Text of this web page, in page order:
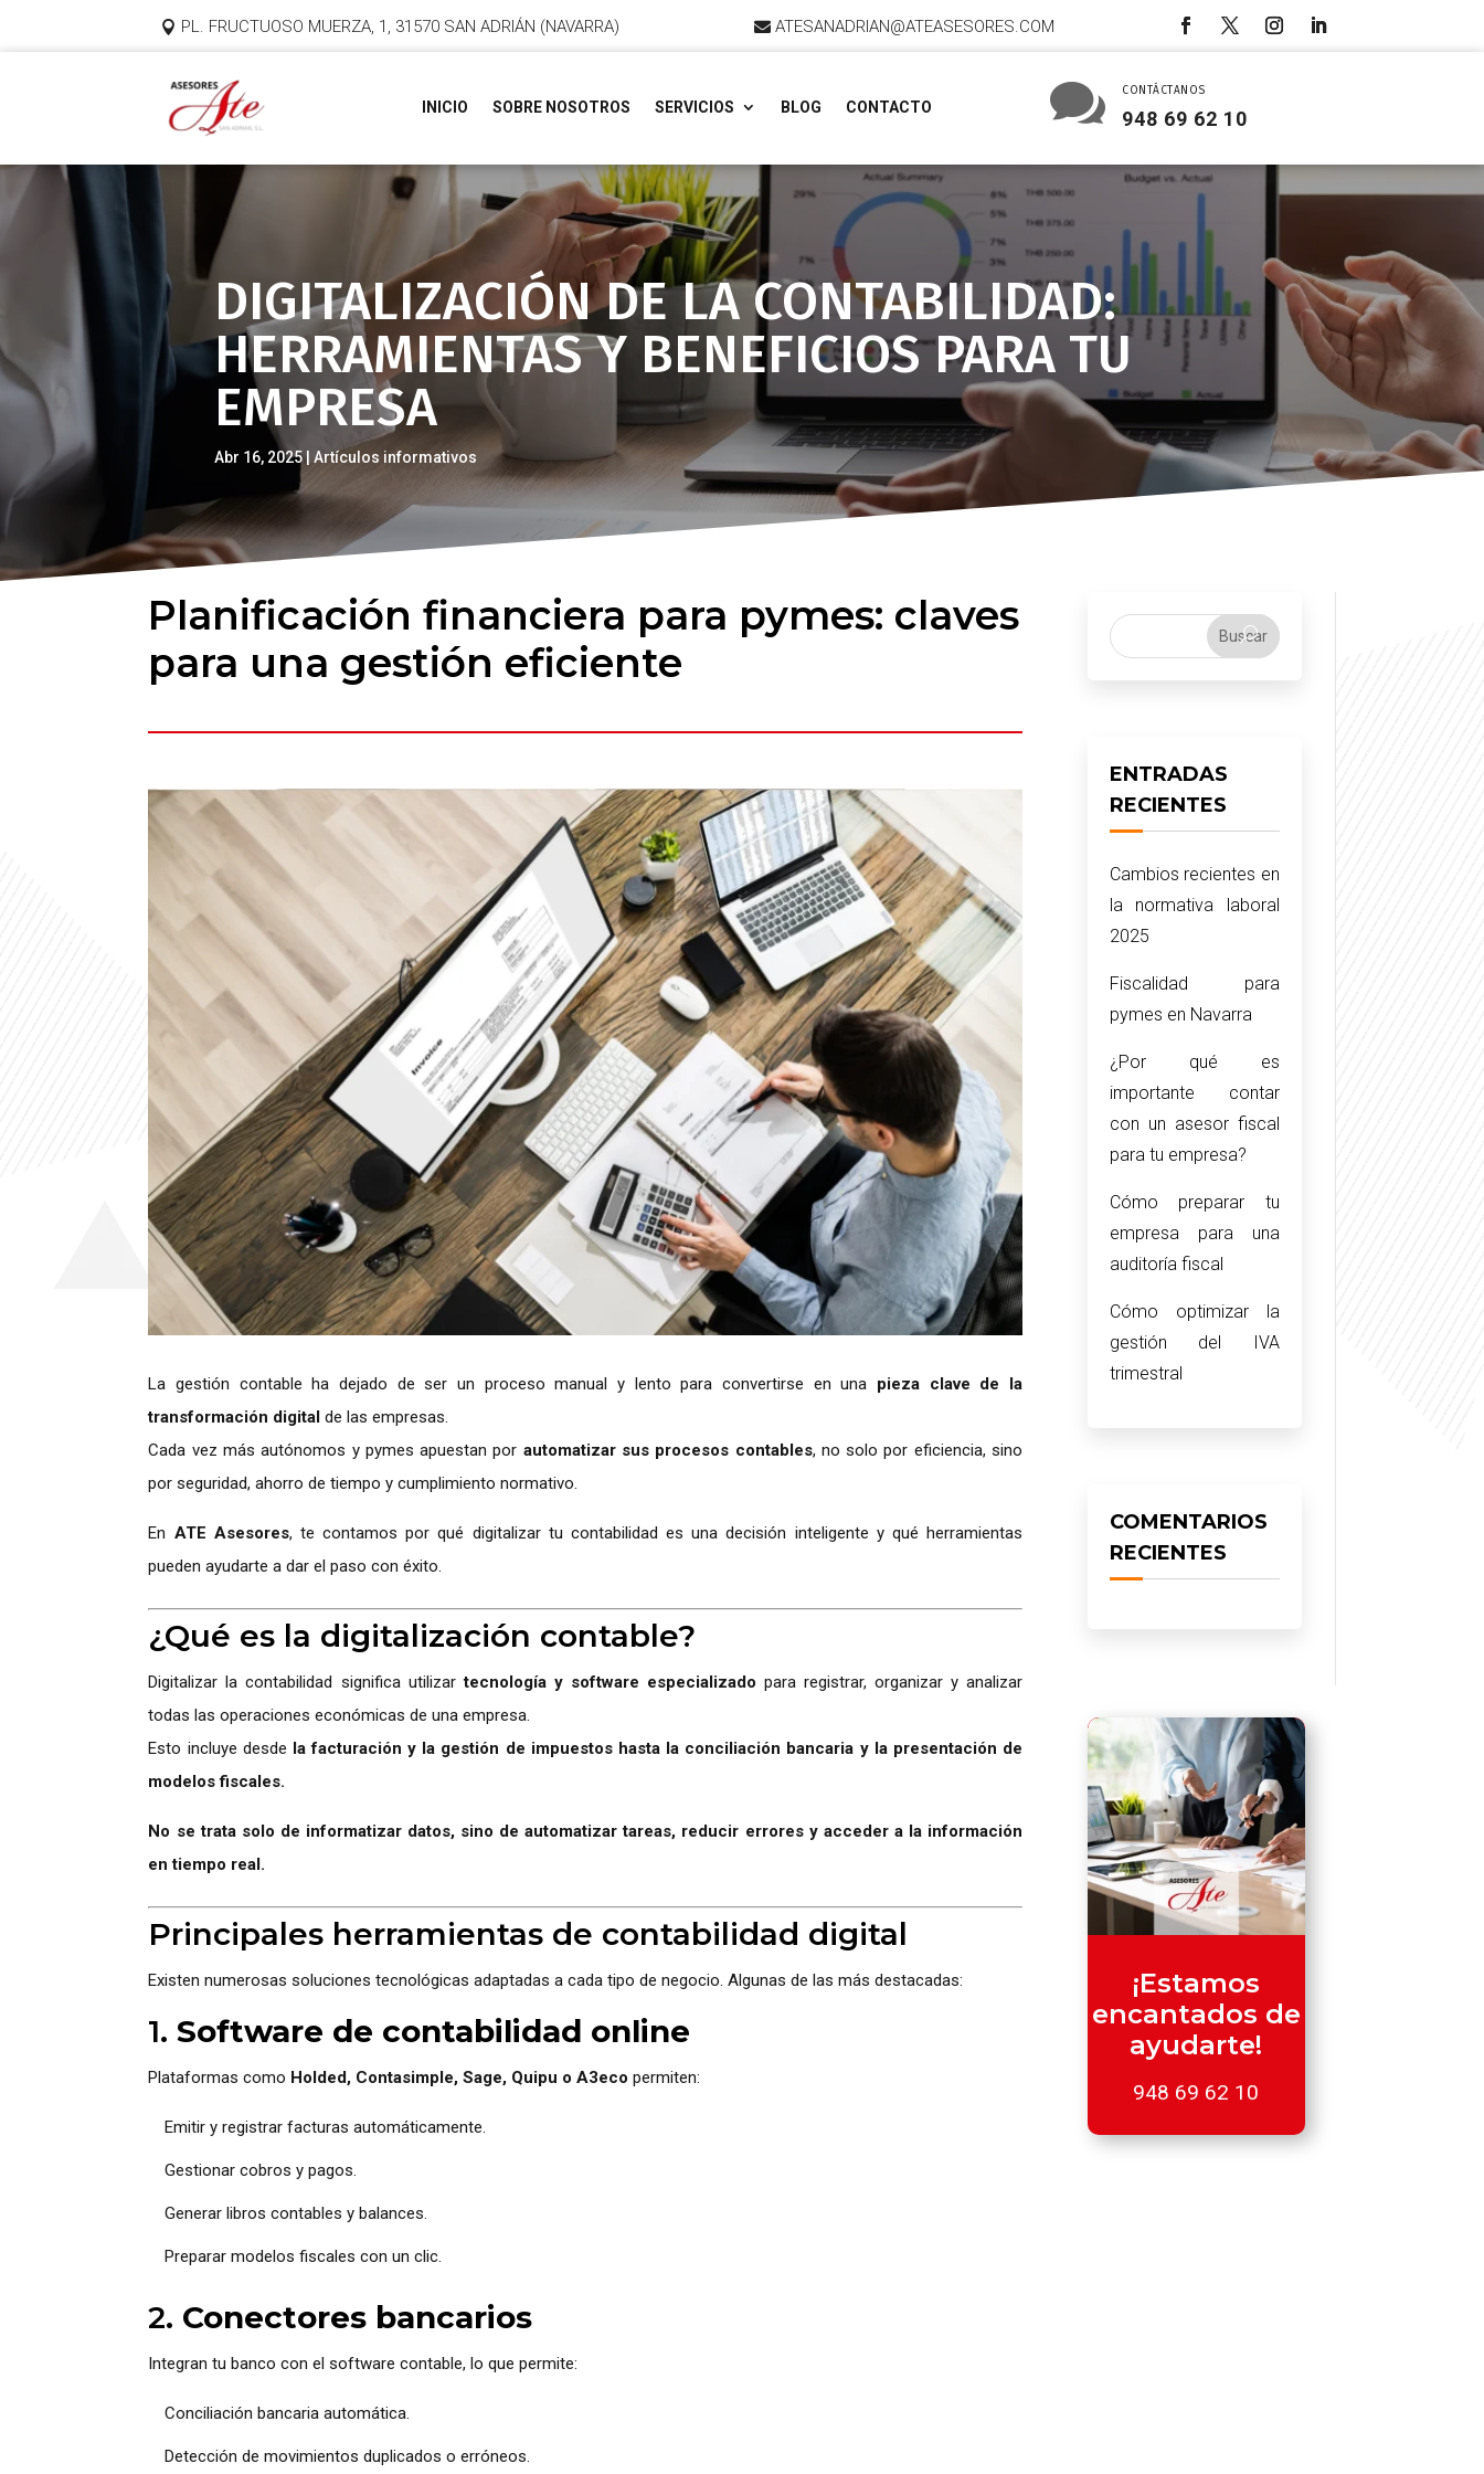
PL. FRUCTUOSO MUERZA, 1, 31570 SAN ADRIÁN (NAVARRA) ATESANADRIAN@ATEASESORES.COM
INICIO SOBRE NOSOTROS SERVICIOS BLOG CONTACTO  CONTÁCTANOS
948 69 62 10
DIGITALIZACIÓN DE LA CONTABILIDAD:
HERRAMIENTAS Y BENEFICIOS PARA TU
EMPRESA
Abr 16, 2025 Artículos informativos
Planificación financiera para pymes: claves
para una gestión eficiente
La gestión contable ha dejado de ser un proceso manual y lento para convertirse en una pieza clave de la
transformación digital de las empresas.
Cada vez más autónomos y pymes apuestan por automatizar sus procesos contables, no solo por eficiencia, sino
por seguridad, ahorro de tiempo y cumplimiento normativo.
En ATE Asesores, te contamos por qué digitalizar tu contabilidad es una decisión inteligente y qué herramientas
pueden ayudarte a dar el paso con éxito.
¿Qué es la digitalización contable?
Digitalizar la contabilidad significa utilizartecnología y software especializado para registrar, organizar y analizar
todas las operaciones económicas de una empresa.
Esto incluye desde la facturación y la gestión de impuestos hasta la conciliación bancaria y la presentación de
modelos fiscales.
No se trata solo de informatizar datos, sino de automatizar tareas, reducir errores y acceder a la información
en tiempo real.
Principales herramientas de contabilidad digital
Existen numerosas soluciones tecnológicas adaptadas a cada tipo de negocio. Algunas de las más destacadas:
1.Software de contabilidad online
Plataformas como Holded, Contasimple, Sage, Quipu o A3eco permiten:
Emitir y registrar facturas automáticamente.
Gestionar cobros y pagos.
Generar libros contables y balances.
Preparar modelos fiscales con un clic.
2. Conectores bancarios
Integran tu banco con el software contable, lo que permite:
Conciliación bancaria automática.
Detección de movimientos duplicados o erróneos.
ENTRADAS
RECIENTES
Cambios recientes en
la normativa laboral
2025
Fiscalidad para
pymes en Navarra
¿Por qué es
importante contar
con un asesor fiscal
para tu empresa?
Cómo preparar tu
empresa para una
auditoría fiscal
Cómo optimizar la
gestión del IVA
trimestral
COMENTARIOS
RECIENTES
¡Estamos
encantados de
ayudarte!
948 69 62 10